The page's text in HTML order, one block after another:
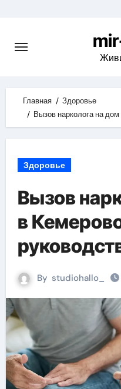
content
Главная
Здоровье
Вызов нарколога на
Здоровье
Вызов
в
By studiohallo_